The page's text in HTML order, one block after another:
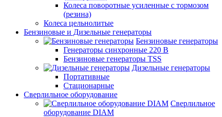
Колеса поворотные усиленные с тормозом
(резина)
Колеса цельнолитые
Бензиновые и Дизельные генераторы
Бензиновые генераторы
Генераторы синхронные 220 В
Бензиновые генераторы TSS
Дизельные генераторы
Портативные
Стационарные
Сверлильное оборудование
Сверлильное
оборудование DIAM